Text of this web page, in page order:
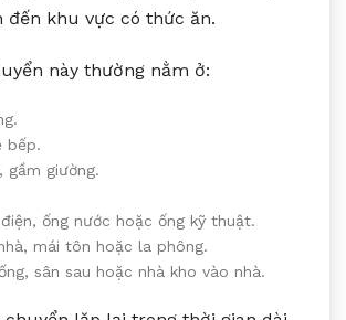
khu vực có thức ăn.
này thường nằm ở:
bếp.
gầm giường.
ống nước hoặc ống kỹ thuật.
mái tôn hoặc la phông.
sân sau hoặc nhà kho vào nhà.